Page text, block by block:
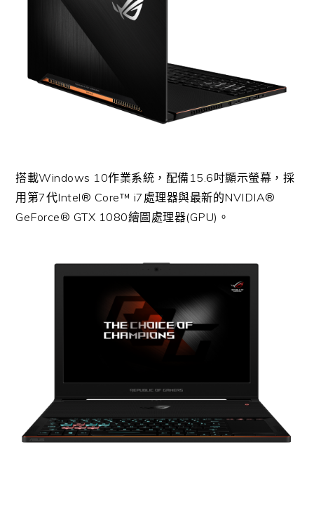
搭載Windows 10作業系統，配備15.6吋顯示螢幕，採
用第7代Intel® Core™ i7處理器與最新的NVIDIA®
GeForce® GTX 1080繪圖處理器(GPU)。